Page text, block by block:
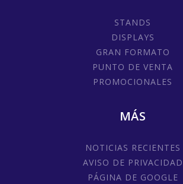
STANDS
DISPLAYS
GRAN FORMATO
PUNTO DE VENTA
PROMOCIONALES
MÁS
NOTICIAS RECIENTES
AVISO DE PRIVACIDAD
PÁGINA DE GOOGLE